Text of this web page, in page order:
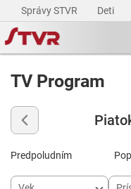
Správy STVR Deti
TV Program
Predpoludním